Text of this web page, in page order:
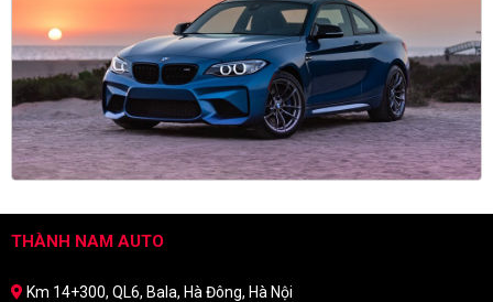
THÀNH NAM AUTO
Km 14+300, QL6, Bala, Hà Đông, Hà Nội